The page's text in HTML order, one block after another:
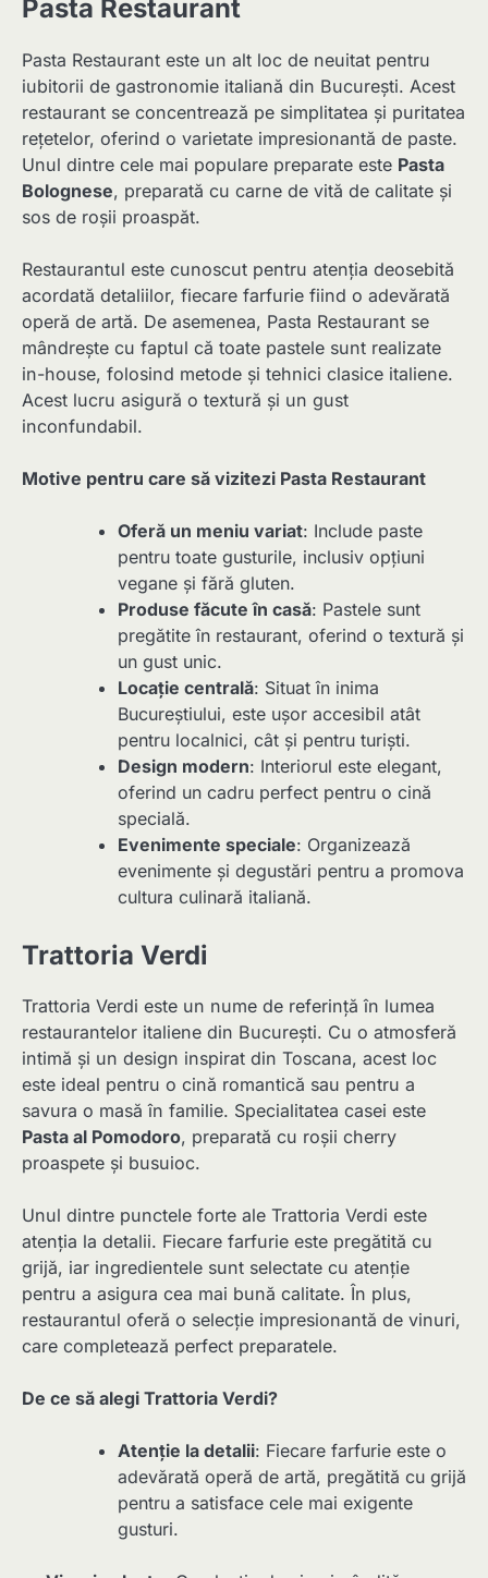
Pasta Restaurant
Pasta Restaurant este un alt loc de neuitat pentru
iubitorii de gastronomie italiană din București. Acest
restaurant se concentrează pe simplitatea și puritatea
rețetelor, oferind o varietate impresionantă de paste.
Unul dintre cele mai populare preparate este Pasta
Bolognese, preparată cu carne de vită de calitate și
sos de roșii proaspăt.
Restaurantul este cunoscut pentru atenția deosebită
acordată detaliilor, fiecare farfurie fiind o adevărată
operă de artă. De asemenea, Pasta Restaurant se
mândrește cu faptul că toate pastele sunt realizate
in-house, folosind metode și tehnici clasice italiene.
Acest lucru asigură o textură și un gust
inconfundabil.
Motive pentru care să vizitezi Pasta Restaurant
Oferă un meniu variat: Include paste
pentru toate gusturile, inclusiv opțiuni
vegane și fără gluten.
Produse făcute în casă: Pastele sunt
pregătite în restaurant, oferind o textură și
un gust unic.
Locație centrală: Situat în inima
Bucureștiului, este ușor accesibil atât
pentru localnici, cât și pentru turiști.
Design modern: Interiorul este elegant,
oferind un cadru perfect pentru o cină
specială.
Evenimente speciale: Organizează
evenimente și degustări pentru a promova
cultura culinară italiană.
Trattoria Verdi
Trattoria Verdi este un nume de referință în lumea
restaurantelor italiene din București. Cu o atmosferă
intimă și un design inspirat din Toscana, acest loc
este ideal pentru o cină romantică sau pentru a
savura o masă în familie. Specialitatea casei este
Pasta al Pomodoro, preparată cu roșii cherry
proaspete și busuioc.
Unul dintre punctele forte ale Trattoria Verdi este
atenția la detalii. Fiecare farfurie este pregătită cu
grijă, iar ingredientele sunt selectate cu atenție
pentru a asigura cea mai bună calitate. În plus,
restaurantul oferă o selecție impresionantă de vinuri,
care completează perfect preparatele.
De ce să alegi Trattoria Verdi?
Atenție la detalii: Fiecare farfurie este o
adevărată operă de artă, pregătită cu grijă
pentru a satisface cele mai exigente
gusturi.